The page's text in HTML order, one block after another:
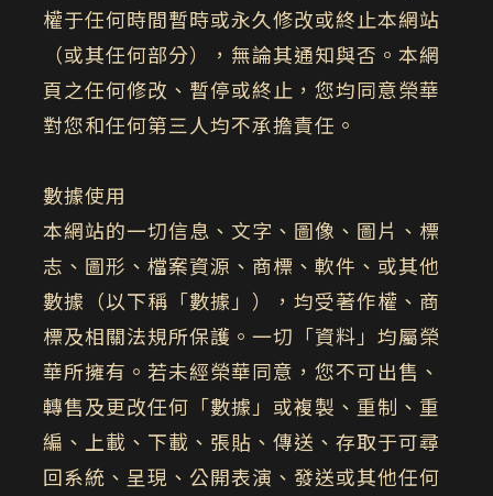
權于任何時間暫時或永久修改或終止本網站
（或其任何部分），無論其通知與否。本網
頁之任何修改、暫停或終止，您均同意榮華
對您和任何第三人均不承擔責任。
數據使用
本網站的一切信息、文字、圖像、圖片、標
志、圖形、檔案資源、商標、軟件、或其他
數據（以下稱「數據」），均受著作權、商
標及相關法規所保護。一切「資料」均屬榮
華所擁有。若未經榮華同意，您不可出售、
轉售及更改任何「數據」或複製、重制、重
編、上載、下載、張貼、傳送、存取于可尋
回系統、呈現、公開表演、發送或其他任何